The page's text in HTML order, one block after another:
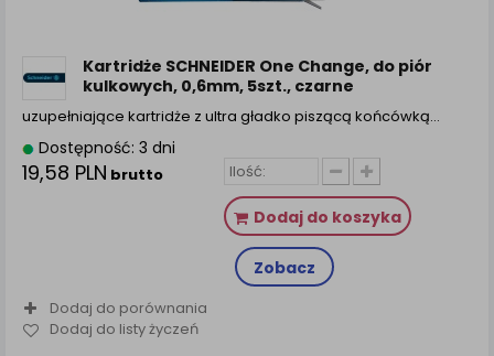
Kartridże SCHNEIDER One Change, do piór
kulkowych, 0,6mm, 5szt., czarne
uzupełniające kartridże z ultra gładko piszącą końcówką…
Dostępność: 3 dni
19,58 PLN brutto
Dodaj do koszyka
Zobacz
Dodaj do porównania
Dodaj do listy życzeń
zamówienia na Państwa email lub wyświetlenie
wcześniejsza zgoda której udzieliliście podczas
zakładania konta.
Każda Państwa zgoda jest dobrowolna i można ją w
dowolnym momencie wycofać.
Polityka prywatności (rozwiń)
Klauzula Informacyjna (rozwiń)
Lista Zaufanych Partnerów (rozwiń)